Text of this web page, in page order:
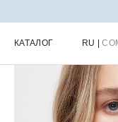
КАТАЛОГ RU |